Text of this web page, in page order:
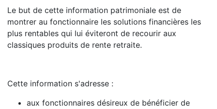
Le but de cette information patrimoniale est de
montrer au fonctionnaire les solutions financières les
plus rentables qui lui éviteront de recourir aux
classiques produits de rente retraite.
Cette information s'adresse :
aux fonctionnaires désireux de bénéficier de